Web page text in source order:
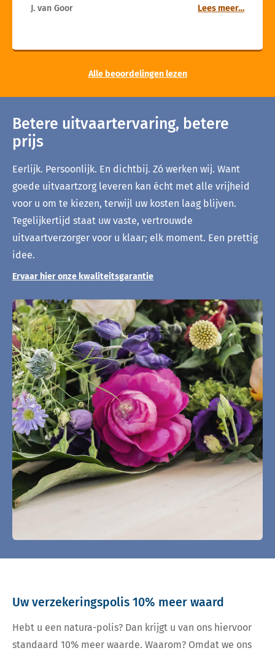
J. van Goor Lees meer…
Alle beoordelingen lezen
Betere uitvaartervaring, betere
prijs
Eerlijk. Persoonlijk. En dichtbij. Zó werken wij. Want
goede uitvaartzorg leveren kan écht met alle vrijheid
voor u om te kiezen, terwijl uw kosten laag blijven.
Tegelijkertijd staat uw vaste, vertrouwde
uitvaartverzorger voor u klaar; elk moment. Een prettig
idee.
Ervaar hier onze kwaliteitsgarantie
Uw verzekeringspolis 10% meer waard
Hebt u een natura-polis? Dan krijgt u van ons hiervoor
standaard 10% meer waarde. Waarom? Omdat we ons